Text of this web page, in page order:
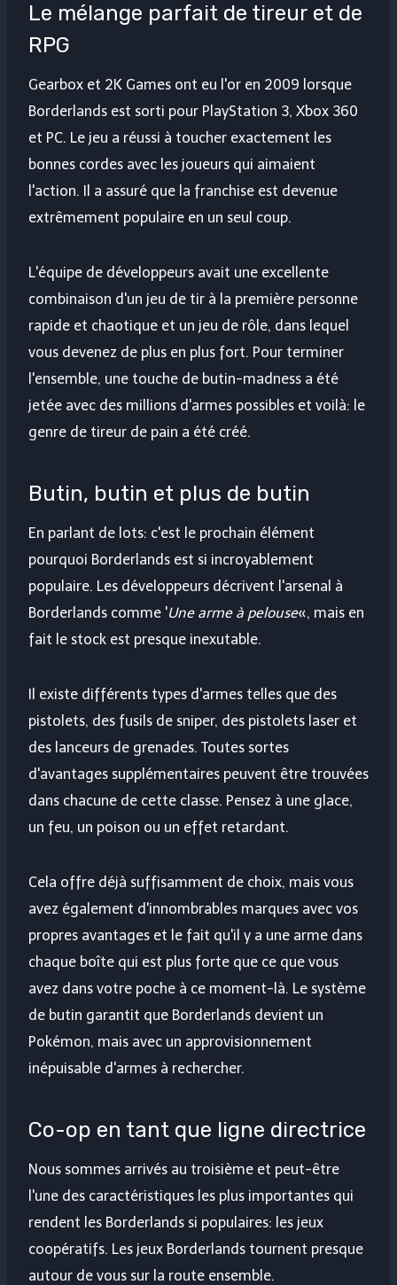
Le mélange parfait de tireur et de
RPG
Gearbox et 2K Games ont eu l'or en 2009 lorsque
Borderlands est sorti pour PlayStation 3, Xbox 360
et PC. Le jeu a réussi à toucher exactement les
bonnes cordes avec les joueurs qui aimaient
l'action. Il a assuré que la franchise est devenue
extrêmement populaire en un seul coup.
L'équipe de développeurs avait une excellente
combinaison d'un jeu de tir à la première personne
rapide et chaotique et un jeu de rôle, dans lequel
vous devenez de plus en plus fort. Pour terminer
l'ensemble, une touche de butin-madness a été
jetée avec des millions d'armes possibles et voilà: le
genre de tireur de pain a été créé.
Butin, butin et plus de butin
En parlant de lots: c'est le prochain élément
pourquoi Borderlands est si incroyablement
populaire. Les développeurs décrivent l'arsenal à
Borderlands comme 'Une arme à pelouse«, mais en
fait le stock est presque inexutable.
Il existe différents types d'armes telles que des
pistolets, des fusils de sniper, des pistolets laser et
des lanceurs de grenades. Toutes sortes
d'avantages supplémentaires peuvent être trouvées
dans chacune de cette classe. Pensez à une glace,
un feu, un poison ou un effet retardant.
Cela offre déjà suffisamment de choix, mais vous
avez également d'innombrables marques avec vos
propres avantages et le fait qu'il y a une arme dans
chaque boîte qui est plus forte que ce que vous
avez dans votre poche à ce moment-là. Le système
de butin garantit que Borderlands devient un
Pokémon, mais avec un approvisionnement
inépuisable d'armes à rechercher.
Co-op en tant que ligne directrice
Nous sommes arrivés au troisième et peut-être
l'une des caractéristiques les plus importantes qui
rendent les Borderlands si populaires: les jeux
coopératifs. Les jeux Borderlands tournent presque
autour de vous sur la route ensemble.